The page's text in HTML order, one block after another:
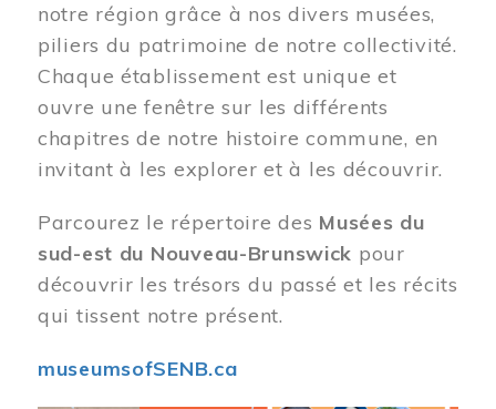
notre région grâce à nos divers musées,
piliers du patrimoine de notre collectivité.
Chaque établissement est unique et
ouvre une fenêtre sur les différents
chapitres de notre histoire commune, en
invitant à les explorer et à les découvrir.
Parcourez le répertoire des Musées du
sud-est du Nouveau-Brunswick pour
découvrir les trésors du passé et les récits
qui tissent notre présent.
museumsofSENB.ca